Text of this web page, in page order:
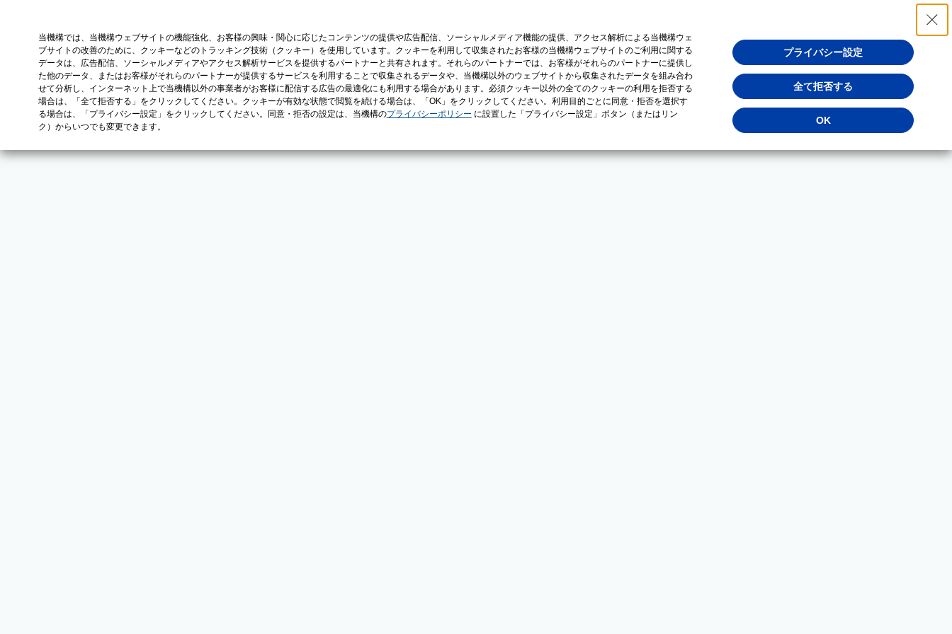
当機構では、当機構ウェブサイトの機能強化、お客様の興味・関心に応じたコンテンツの提供や広告配信、ソーシャルメディア機能の提供、アクセス解析による当機構ウェ
ブサイトの改善のために、クッキーなどのトラッキング技術（クッキー）を使用しています。クッキーを利用して収集されたお客様の当機構ウェブサイトのご利用に関する
データは、広告配信、ソーシャルメディアやアクセス解析サービスを提供するパートナーと共有されます。それらのパートナーでは、お客様がそれらのパートナーに提供し
た他のデータ、またはお客様がそれらのパートナーが提供するサービスを利用することで収集されるデータや、当機構以外のウェブサイトから収集されたデータを組み合わ
せて分析し、インターネット上で当機構以外の事業者がお客様に配信する広告の最適化にも利用する場合があります。必須クッキー以外の全てのクッキーの利用を拒否する
場合は、「全て拒否する」をクリックしてください。クッキーが有効な状態で閲覧を続ける場合は、「OK」をクリックしてください。利用目的ごとに同意・拒否を選択す
る場合は、「プライバシー設定」をクリックしてください。同意・拒否の設定は、当機構のプライバシーポリシー に設置した「プライバシー設定」ボタン（またはリン
ク）からいつでも変更できます。
プライバシー設定
全て拒否する
OK